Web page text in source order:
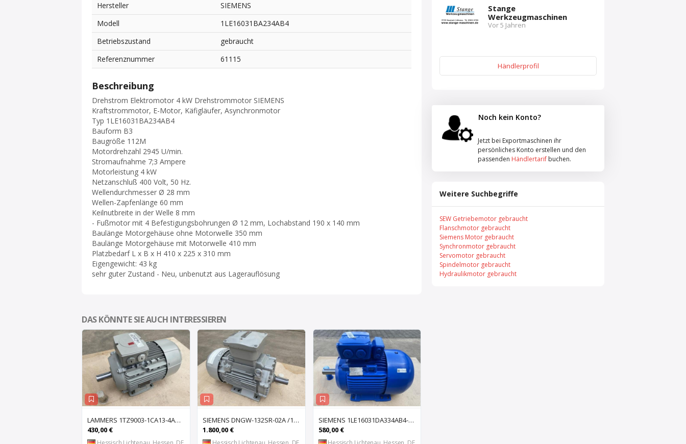
Hersteller
SIEMENS
Modell
1LE16031BA234AB4
Betriebszustand
gebraucht
Referenznummer
61115
Beschreibung
Drehstrom Elektromotor 4 kW Drehstrommotor SIEMENS
Kraftstrommotor, E-Motor, Käfigläufer, Asynchronmotor
Typ 1LE16031BA234AB4
Bauform B3
Baugröße 112M
Motordrehzahl 2945 U/min.
Stromaufnahme 7;3 Ampere
Motorleistung 4 kW
Netzanschluß 400 Volt, 50 Hz.
Wellendurchmesser Ø 28 mm
Wellen-Zapfenlänge 60 mm
Keilnutbreite in der Welle 8 mm
- Fußmotor mit 4 Befestigungsbohrungen Ø 12 mm, Lochabstand 190 x 140 mm
Baulänge Motorgehäuse ohne Motorwelle 350 mm
Baulänge Motorgehäuse mit Motorwelle 410 mm
Platzbedarf L x B x H 410 x 225 x 310 mm
Eigengewicht: 43 kg
sehr guter Zustand - Neu, unbenutzt aus Lagerauflösung
DAS KÖNNTE SIE AUCH INTERESSIEREN
LAMMERS 1TZ9003-1CA13-4AB4-Z Drehstrom Elektromotor 7,5 kW Drehstrommotor Kraft
430,00 €
SIEMENS DNGW-132SR-02A /1MD5131-0BD60-4AA1 Drehstrom Elektromotor 5,5 kW Drehstrommotor Kraft
1.800,00 €
SIEMENS 1LE16031DA334AB4-Z Drehstrom Elektromotor 14,4 kW Drehstrommotor Kraf
580,00 €
Stange
Werkzeugmaschinen
Vor 5 Jahren
Händlerprofil
Noch kein Konto?
Jetzt bei Exportmaschinen ihr
persönliches Konto erstellen und den
passenden Händlertarif buchen.
Weitere Suchbegriffe
SEW Getriebemotor gebraucht
Flanschmotor gebraucht
Siemens Motor gebraucht
Synchronmotor gebraucht
Servomotor gebraucht
Spindelmotor gebraucht
Hydraulikmotor gebraucht